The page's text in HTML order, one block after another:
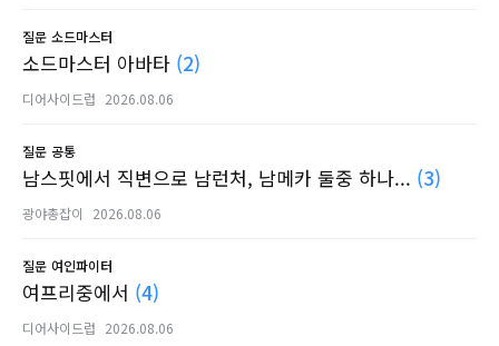
질문 소드마스터
소드마스터 아바타 (2)
디어사이드럽 2026.08.06
질문 공통
남스핏에서 직변으로 남런처, 남메카 둘중 하나... (3)
광야총잡이 2026.08.06
질문 여인파이터
여프리중에서 (4)
디어사이드럽 2026.08.06